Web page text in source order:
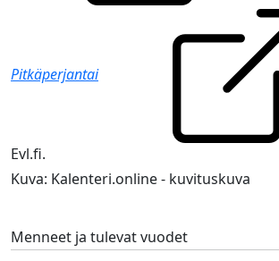
Pitkäperjantai
Evl.fi.
Kuva: Kalenteri.online - kuvituskuva
Menneet ja tulevat vuodet